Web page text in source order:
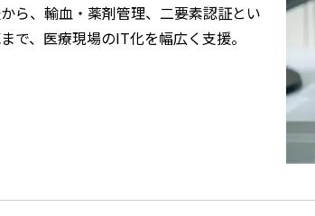
ら、輸血・薬剤管理、二要素認証とい
で、医療現場のIT化を幅広く支援。